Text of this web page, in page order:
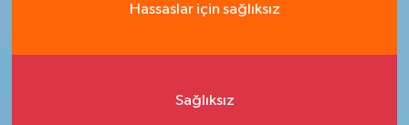
Hassaslar için sağlıksız
Sağlıksız